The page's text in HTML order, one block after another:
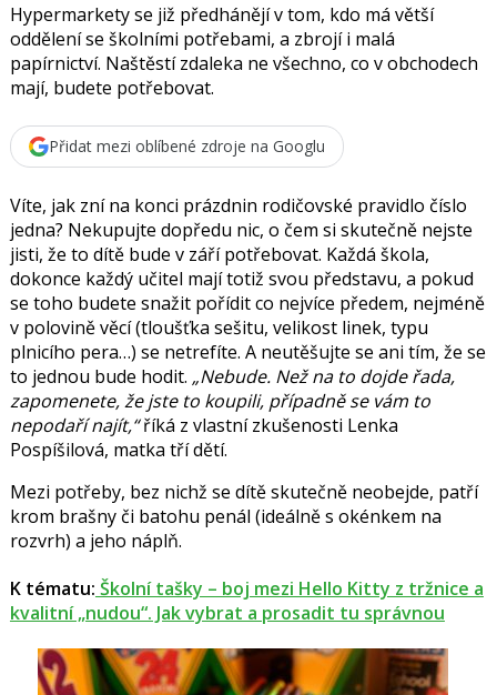
Hypermarkety se již předhánějí v tom, kdo má větší
oddělení se školními potřebami, a zbrojí i malá
papírnictví. Naštěstí zdaleka ne všechno, co v obchodech
mají, budete potřebovat.
Přidat mezi oblíbené zdroje na Googlu
Víte, jak zní na konci prázdnin rodičovské pravidlo číslo
jedna? Nekupujte dopředu nic, o čem si skutečně nejste
jisti, že to dítě bude v září potřebovat. Každá škola,
dokonce každý učitel mají totiž svou představu, a pokud
se toho budete snažit pořídit co nejvíce předem, nejméně
v polovině věcí (tloušťka sešitu, velikost linek, typu
plnicího pera…) se netrefíte. A neutěšujte se ani tím, že se
to jednou bude hodit. „Nebude. Než na to dojde řada,
zapomenete, že jste to koupili, případně se vám to
nepodaří najít,“říká z vlastní zkušenosti Lenka
Pospíšilová, matka tří dětí.
Mezi potřeby, bez nichž se dítě skutečně neobejde, patří
krom brašny či batohu penál (ideálně s okénkem na
rozvrh) a jeho náplň.
K tématu: Školní tašky – boj mezi Hello Kitty z tržnice a
kvalitní „nudou“. Jak vybrat a prosadit tu správnou